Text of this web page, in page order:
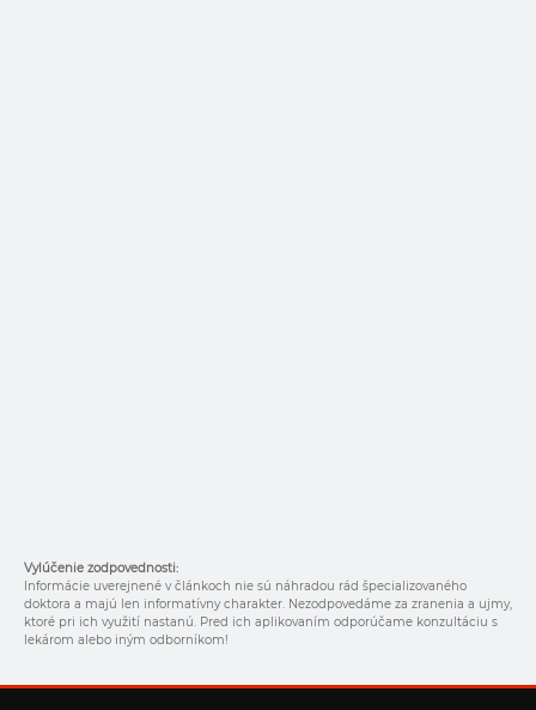
Vylúčenie zodpovednosti:
Informácie uverejnené v článkoch nie sú náhradou rád špecializovaného
doktora a majú len informatívny charakter. Nezodpovedáme za zranenia a ujmy,
ktoré pri ich využití nastanú. Pred ich aplikovaním odporúčame konzultáciu s
lekárom alebo iným odborníkom!